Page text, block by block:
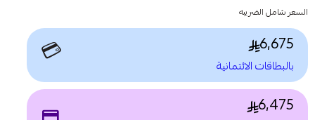
السعر شامل الضريبه
6,675
بالبطاقات الائتمانية 💳
6,475